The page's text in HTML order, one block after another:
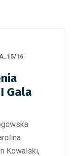
16
Gala
Kowalski,